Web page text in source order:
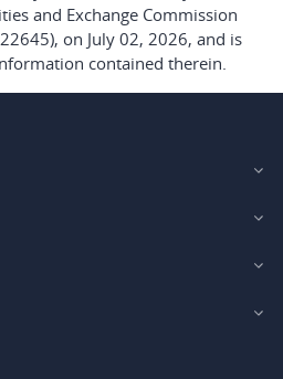
and Exchange Commission
on July 02, 2026, and is
contained therein.
(Pty) Ltd.
Pty. Ltd.